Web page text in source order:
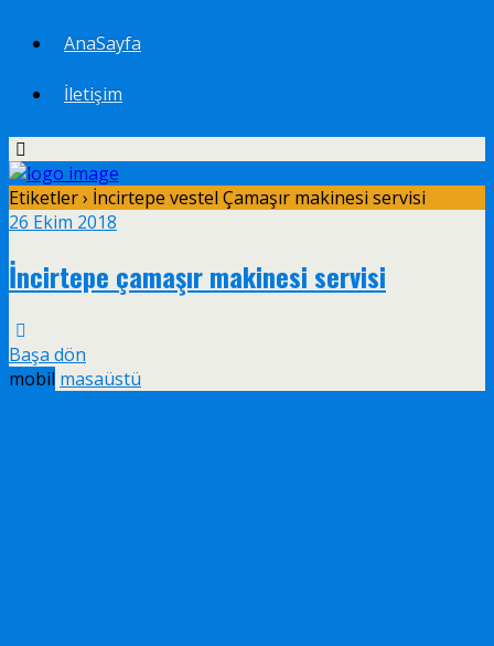
AnaSayfa
İletişim
Etiketler › İncirtepe vestel Çamaşır makinesi servisi
26 Ekim 2018
İncirtepe çamaşır makinesi servisi
Başa dön
mobil masaüstü